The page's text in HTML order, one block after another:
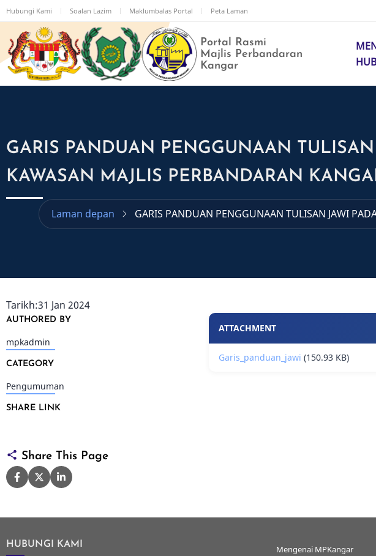
Langkau
ke
kandungan
utama
Hubungi Kami Soalan Lazim Maklumbalas Portal Peta Laman
Portal Rasmi
Majlis Perbandaran
Kangar
GARIS PANDUAN PENGGUNAAN
KAWASAN MAJLIS PERBANDARAN
Laman depan GARIS PANDUAN PENGGUNAAN TULISAN JAWI
Tarikh:31 Jan 2024
AUTHORED BY
mpkadmin
CATEGORY
Pengumuman
SHARE LINK
Lampiran
ATTACHMENT
Garis_panduan_jawi (150.93 KB)
Share This Page
HUBUNGI KAMI Mengenai MPKangar